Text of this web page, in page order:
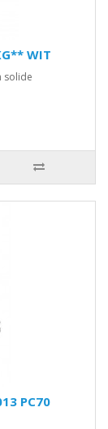
WIT
solide
PC70